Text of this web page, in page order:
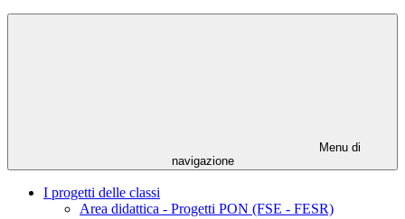
Menu di
navigazione
I progetti delle classi
Area didattica - Progetti PON (FSE - FESR)